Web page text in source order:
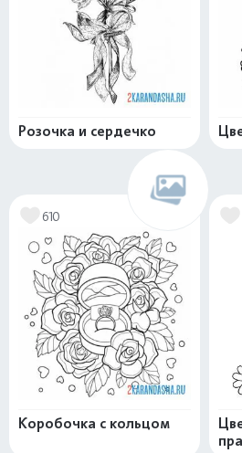
Розочка и сердечко
610
Коробочка с кольцом